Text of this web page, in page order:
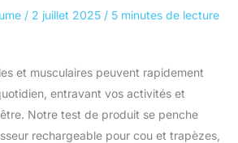
/ 2 juillet 2025 / 5 minutes de lecture
et musculaires peuvent rapidement
entravant vos activités et
Notre test de produit se penche
rechargeable pour cou et trapèzes,